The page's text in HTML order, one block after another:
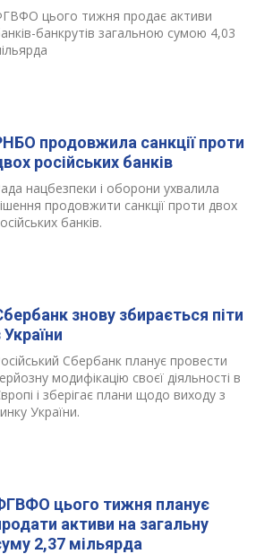
цього тижня продає активи
банкрутів загальною сумою 4,03
продовжила санкції проти
російських банків
нацбезпеки і оборони ухвалила
продовжити санкції проти двох
банків.
знову збирається піти
України
Сбербанк планує провести
модифікацію своєї діяльності в
і зберігає плани щодо виходу з
України.
цього тижня планує
активи на загальну
2,37 мільярда